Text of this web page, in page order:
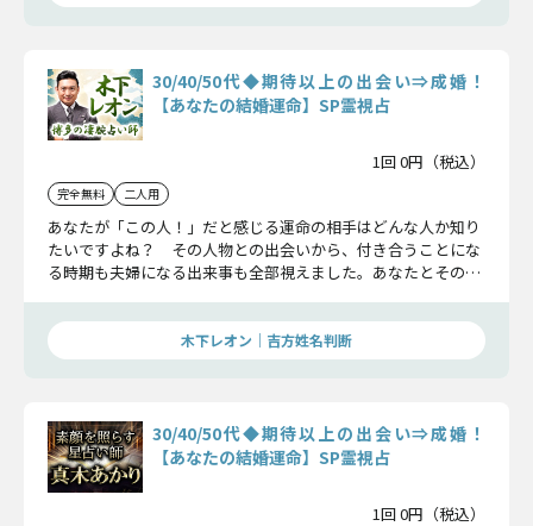
30/40/50代◆期待以上の出会い⇒成婚！
【あなたの結婚運命】SP霊視占
1回 0円（税込）
完全無料 二人用
あなたが「この人！」だと感じる運命の相手はどんな人か知り
たいですよね？ その人物との出会いから、付き合うことにな
る時期も夫婦になる出来事も全部視えました。あなたとその人
ょう。
木下レオン｜吉方姓名判断
30/40/50代◆期待以上の出会い⇒成婚！
【あなたの結婚運命】SP霊視占
1回 0円（税込）